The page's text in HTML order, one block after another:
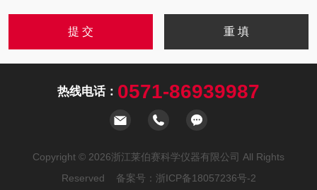
热线电话： 0571-86939987
Copyright © 2026浙江莱伯赛科学仪器有限公司 All Rights
Reserved 备案号： 浙ICP备18057236号-2